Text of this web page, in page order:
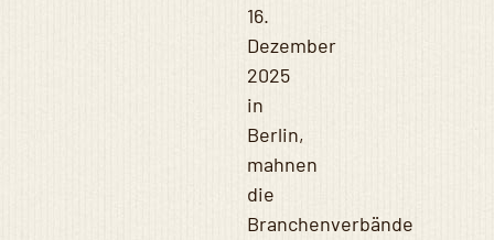
16.
Dezember
2025
in
Berlin,
mahnen
die
Branchenverbände